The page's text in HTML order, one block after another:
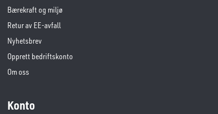
Bærekraft og miljø
Retur av EE-avfall
Nyhetsbrev
Opprett bedriftskonto
Om oss
Konto